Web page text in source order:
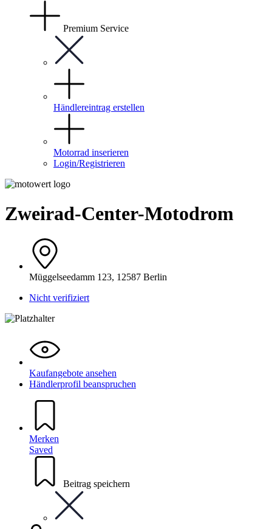
Premium Service
Händlereintrag erstellen
Motorrad inserieren
Login/Registrieren
Zweirad-Center-Motodrom
Müggelseedamm 123, 12587 Berlin
Nicht verifiziert
Kaufangebote ansehen
Händlerprofil beanspruchen
Merken
Saved
Beitrag speichern